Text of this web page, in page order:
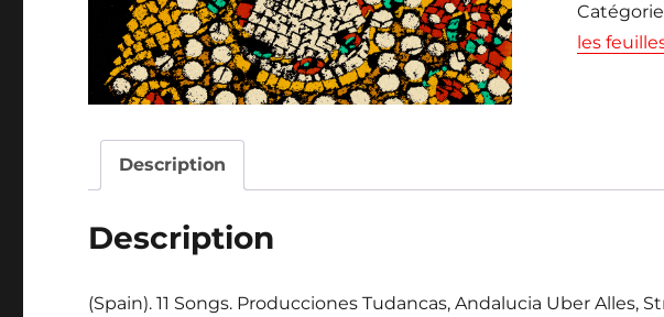
FEÜILLES
MÖRTES
les
Description
Description
(Spain). 11 Songs. Producciones Tudancas, Andalucia Uber Alles,